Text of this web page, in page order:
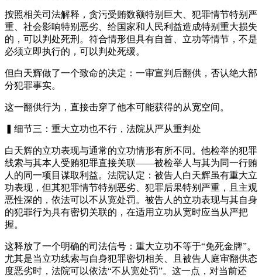
按照相关司法解释，贪污受贿数额特别巨大、犯罪情节特别严
重、社会影响特别恶劣、给国家和人民利益造成特别重大损失
的，可以判处死刑。符合情形但具有自首、立功等情节，不是
必须立即执行的，可以判处死缓。
但白天辉做了一个致命的决定：一审宣判后翻供，否认绝大部
分犯罪事实。
这一翻供行为，直接击穿了他本可能获得的从宽空间。
▍细节三：重大立功也不行，法院从严从重判处
白天辉的立功表现与通常的立功情形有所不同。他检举的犯罪
线索与其本人受贿犯罪直接关联——被检举人与其为同一行贿
人的同一项目谋取利益。法院认定：被告人白天辉虽有重大立
功表现，但其犯罪情节特别恶劣、犯罪后果特别严重，且主观
恶性深的，依法可以不从宽处罚。被告人的立功表现与其自身
的犯罪行为具有密切关联的，在适用立功从宽时应当从严把
握。
这释放了一个明确的司法信号：重大立功不等于“免死金牌”。
尤其是当立功线索与自身犯罪密切相关、且被告人庭审翻供态
度恶劣时，法院可以依法“不从宽处罚”。这一点，对当前还